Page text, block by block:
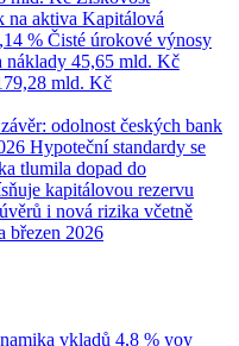
na aktiva Kapitálová
% Čisté úrokové výnosy
náklady 45,65 mld. Kč
mld. Kč
odolnost českých bank
Hypoteční standardy se
tlumila dopad do
kapitálovou rezervu
i nová rizika včetně
březen 2026
vkladů 4,8 % yoy